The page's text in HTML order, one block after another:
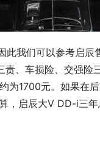
此我们可以参考启
、车损险、交强
为1700元。如果在
，启辰大V DD-i三